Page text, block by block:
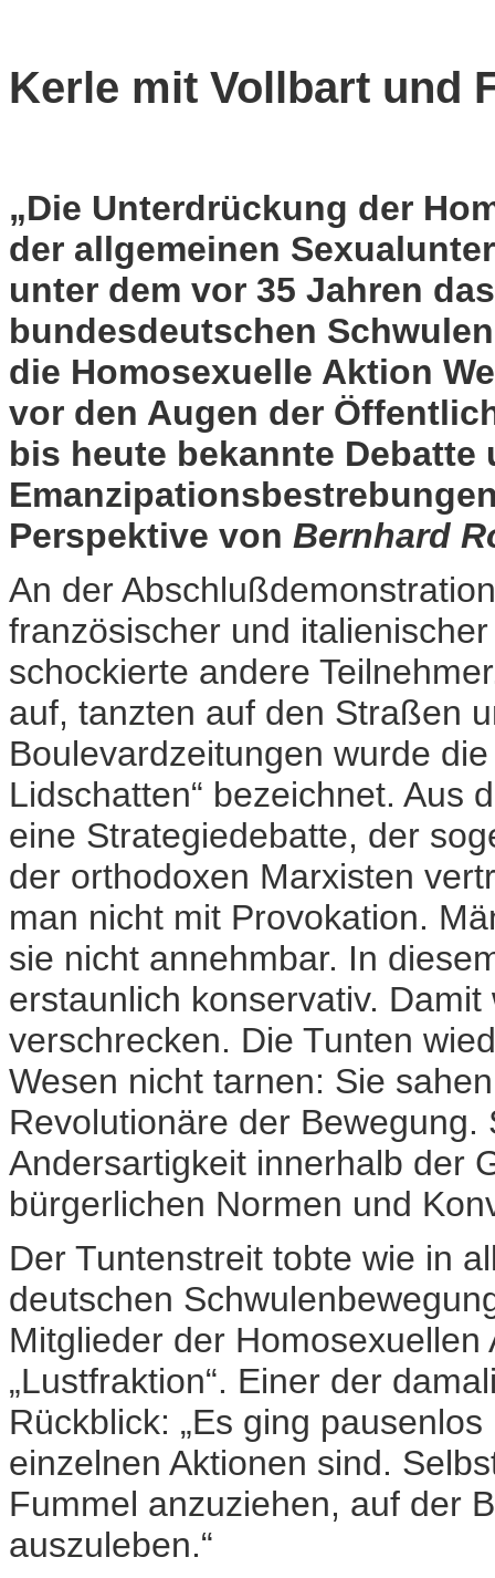
Kerle mit Vollbart und
„Die Unterdrückung der
der allgemeinen
unter dem vor 35 Jahren
bundesdeutschen
die Homosexuelle Aktion
vor den Augen der
bis heute bekannte
Perspektive von Bernhard
An der
französischer und
schockierte andere
auf, tanzten auf den Straßen
Boulevardzeitungen wurde
Lidschatten“ bezeichnet. Aus
eine Strategiedebatte, der
der orthodoxen Marxisten
man nicht mit Provokation.
sie nicht annehmbar. In
erstaunlich konservativ.
verschrecken. Die Tunten
Wesen nicht tarnen: Sie
Revolutionäre der
Andersartigkeit innerhalb der
bürgerlichen Normen und
Der Tuntenstreit tobte wie in
deutschen
Mitglieder der Homosexuellen
„Lustfraktion“. Einer der
Rückblick: „Es ging
einzelnen Aktionen sind.
Fummel anzuziehen, auf der
auszuleben.“